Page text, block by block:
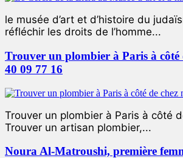
le musée d’art et d’histoire du
réfléchir les droits de l’homme...
Trouver un plombier à Paris à côté
40 09 77 16
Trouver un plombier à Paris à côté
Trouver un artisan plombier,...
Noura Al-Matroushi, première